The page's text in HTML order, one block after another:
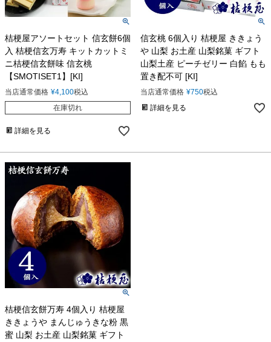
桔梗屋アソートセット 信玄餅6個
入 桔梗信玄万寿 キットカットミ
ニ桔梗信玄餅味 信玄桃
【SMOTISET1】[KI]
当店通常価格 ¥4,100税込
在庫切れ
詳細を見る
信玄桃 6個入り 桔梗屋 ききょう
や 山梨 お土産 山梨銘菓 ギフト
山梨土産 ピーチゼリー 白餡 もも
置き配不可 [KI]
当店通常価格 ¥750税込
詳細を見る
桔梗信玄餅万寿 4個入り 桔梗屋
ききょうや まんじゅうきな粉 黒
蜜 山梨 お土産 山梨銘菓 ギフト